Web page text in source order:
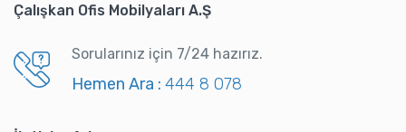
Çalışkan Ofis Mobilyaları A.Ş
Sorularınız için 7/24 hazırız.
Hemen Ara : 444 8 078